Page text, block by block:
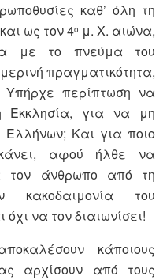
καθ’ όλη τη
ως τον 4ο μ. Χ. αιώνα,
με το πνεύμα του
πραγματικότητα,
περίπτωση να
Εκκλησία, για να μη
Ελλήνων; Και για ποιο
αφού ήλθε να
τον άνθρωπο από τη
κακοδαιμονία του
όχι να τον διαιωνίσει!
κάποιους
αρχίσουν από τους